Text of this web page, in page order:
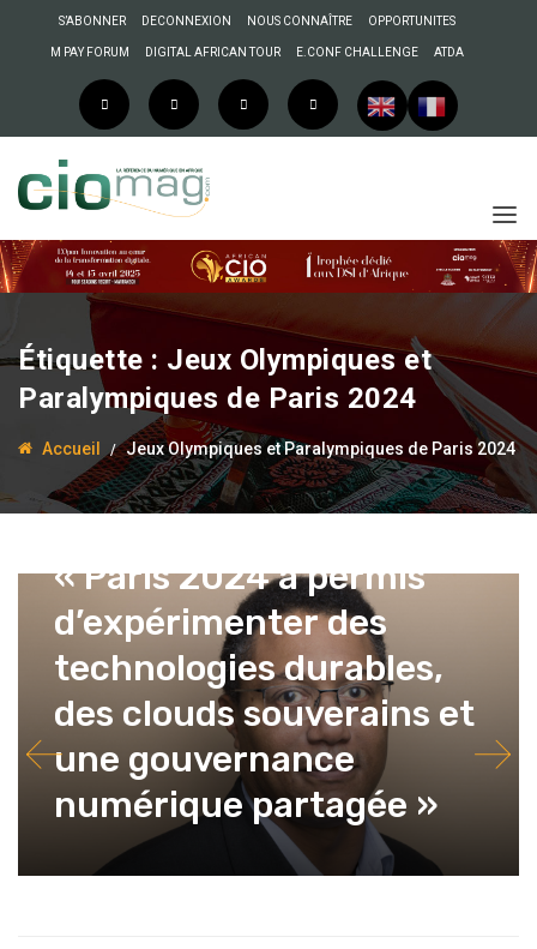
S’ABONNER DECONNEXION NOUS CONNAÎTRE OPPORTUNITES
M PAY FORUM DIGITAL AFRICAN TOUR E.CONF CHALLENGE ATDA
Étiquette : Jeux Olympiques et
Paralympiques de Paris 2024
Accueil Jeux Olympiques et Paralympiques de Paris 2024
17 novembre 2025 Anselme AKEKO
« Paris 2024 a permis
d’expérimenter des
technologies durables,
des clouds souverains et
une gouvernance
numérique partagée »